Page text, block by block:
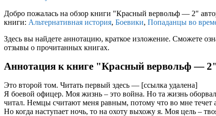
Добро пожалась на обзор книги "Красный вервольф — 2"
книги: Альтернативная история, Боевики, Попаданцы во
Здесь вы найдете аннотацию, краткое изложение. Сможете
отзывы о прочитанных книгах.
Аннотация к книге "Красный вервольф —
Это второй том. Читать первый здесь — [ссылка удалена]
Я боевой офицер. Моя жизнь – это война. Но та жизнь
читал. Немцы считают меня равным, потому что во мне течет
Но когда наступает ночь, то на охоту выхожу я. Моя цель –